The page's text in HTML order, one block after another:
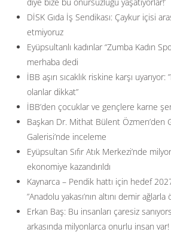
DİSK Gıda İş Sendikası: Çaykur içisi
etmiyoruz
Eyüpsultanlı kadınlar “Zumba Kadın
merhaba dedi
İBB aşırı sıcaklık riskine karşı uyarıyor:
olanlar dikkat”
İBB’den çocuklar ve gençlere karne
Başkan Dr. Mithat Bülent Özmen’den
Galerisi’nde inceleme
Eyüpsultan Sıfır Atık Merkezi’nde
ekonomiye kazandırıldı
Kaynarca – Pendik hattı için hedef
”Anadolu yakası’nın altını demir ağlarla
Erkan Baş: Bu insanları çaresiz
arkasında milyonlarca onurlu insan var!